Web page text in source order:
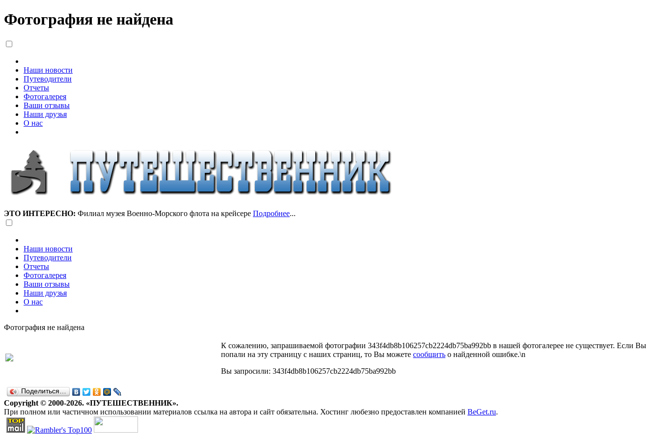
Фотография не найдена
Наши новости
Путеводители
Отчеты
Фотогалерея
Ваши отзывы
Наши друзья
О нас
ЭТО ИНТЕРЕСНО: Филиал музея Военно-Морского флота на крейсере Подробнее...
Наши новости
Путеводители
Отчеты
Фотогалерея
Ваши отзывы
Наши друзья
О нас
Фотография не найдена
К сожалению, запрашиваемой фотографии 343f4db8b106257cb2224db75ba992bb в нашей фотогалерее не существует. Если Вы
попали на эту страницу с наших страниц, то Вы можете сообщить о найденной ошибке.\n
Вы запросили: 343f4db8b106257cb2224db75ba992bb
Поделиться…
Copyright © 2000-2026. «ПУТЕШЕСТВЕННИК».
При полном или частичном использовании материалов ссылка на автора и сайт обязательна. Хостинг любезно предоставлен компанией BeGet.ru.